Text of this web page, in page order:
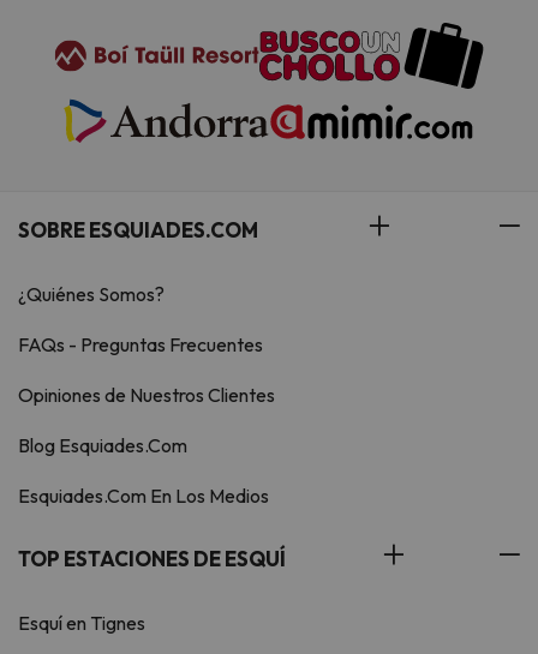
SOBRE ESQUIADES.COM
¿Quiénes Somos?
FAQs - Preguntas Frecuentes
Opiniones de Nuestros Clientes
Blog Esquiades.Com
Esquiades.Com En Los Medios
TOP ESTACIONES DE ESQUÍ
Esquí en Tignes